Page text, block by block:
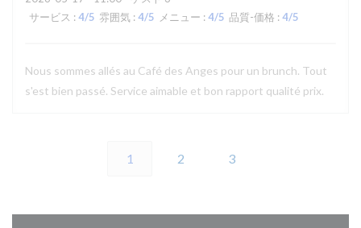
サービス : 4/5 雰囲気 : 4/5 メニュー : 4/5 品質-価格 : 4/5
Nous sommes allés au Café des Anges pour un brunch. Tout
s'est bien passé. Service aimable et bon rapport qualité prix.
1 2 3